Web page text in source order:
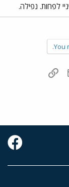
לפחות. נפילה.
You
דואר אלקטרוני